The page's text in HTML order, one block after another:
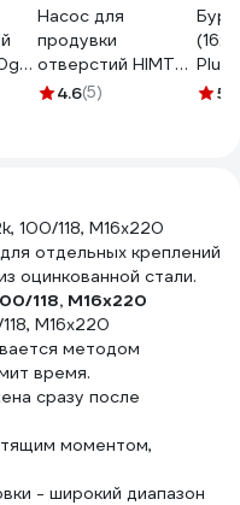
1
Насос для
продувки
отверстий HIMTEX
220мм IPUM220
4.6(5)
Бур
Plus)
5
100/118, M16x220
отдельных креплений
оцинкованной стали.
118, M16x220
M16x220
методом
время.
сразу после
моментом,
- широкий диапазон